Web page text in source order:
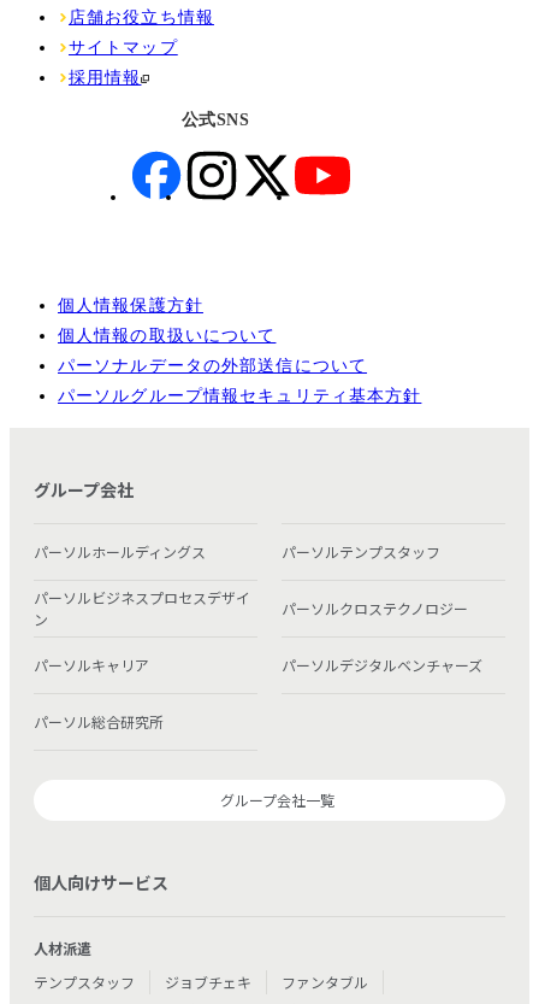
店舗お役立ち情報
サイトマップ
採用情報
個人情報保護方針
個人情報の取扱いについて
パーソナルデータの外部送信について
パーソルグループ情報セキュリティ基本方針
公式SNS
グループ会社
パーソルホールディングス パーソルテンプスタッフ
パーソルビジネスプロセスデザイ
ン
パーソルクロステクノロジー
パーソルキャリア パーソルデジタルベンチャーズ
パーソル総合研究所
グループ会社一覧
個人向けサービス
人材派遣
テンプスタッフ
ジョブチェキ
ファンタブル